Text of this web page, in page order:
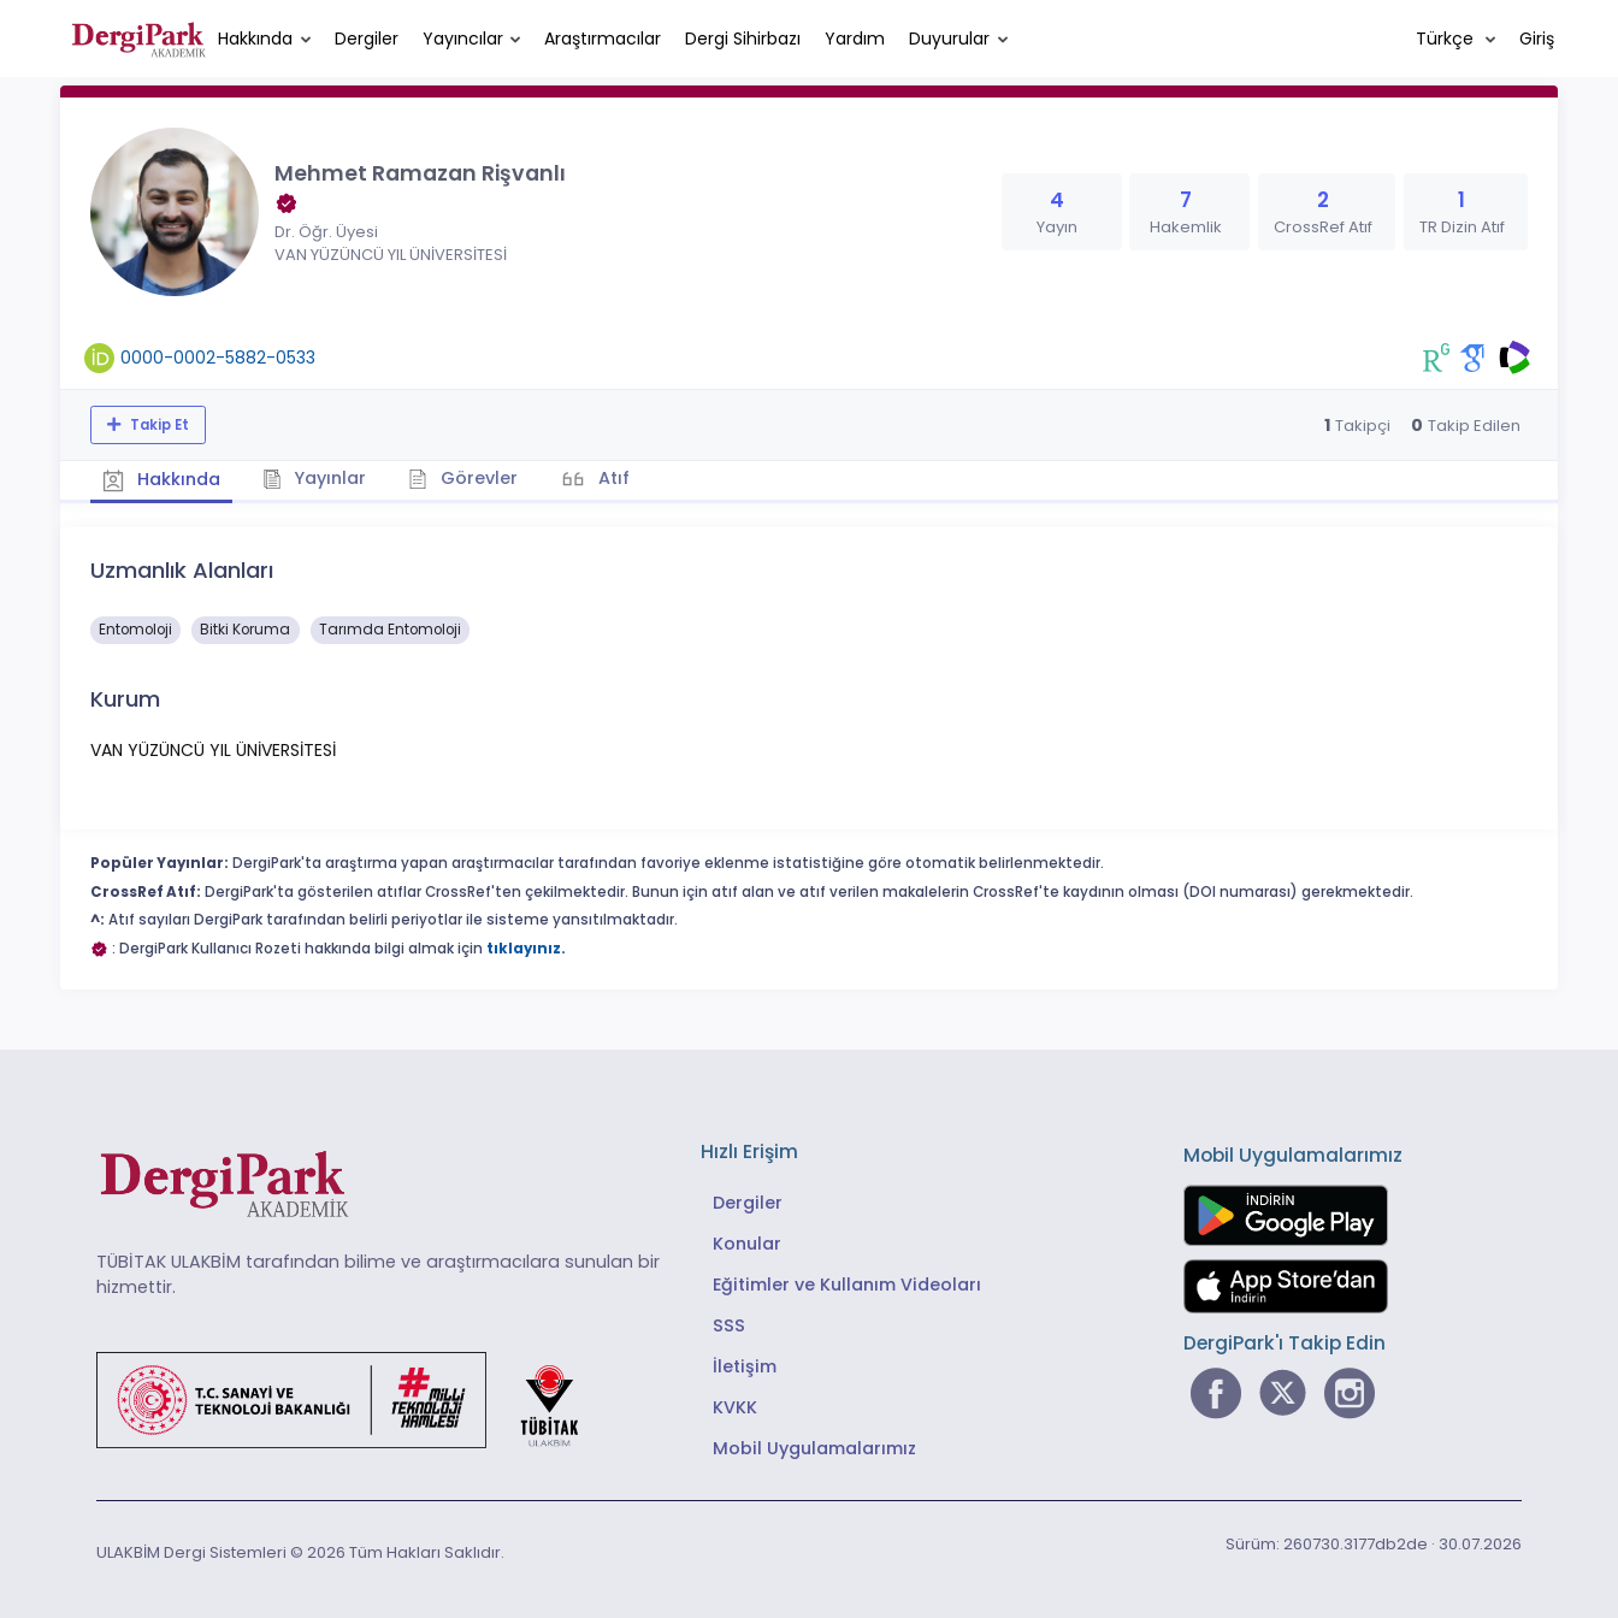
Hakkında Dergiler Yayıncılar Araştırmacılar Dergi Sihirbazı Yardım Duyurular Türkçe Giriş
Mehmet Ramazan Rişvanlı
Dr. Öğr. Üyesi
VAN YÜZÜNCÜ YIL ÜNİVERSİTESİ
4
Yayın
7
Hakemlik
2
CrossRef Atıf
1
TR Dizin Atıf
0000-0002-5882-0533
Takip Et 1 Takipçi 0 Takip Edilen
Hakkında Yayınlar Görevler Atıf
Uzmanlık Alanları
Entomoloji Bitki Koruma Tarımda Entomoloji
Kurum
VAN YÜZÜNCÜ YIL ÜNİVERSİTESİ
Popüler Yayınlar: DergiPark'ta araştırma yapan araştırmacılar tarafından favoriye eklenme istatistiğine göre otomatik belirlenmektedir.
CrossRef Atıf: DergiPark'ta gösterilen atıflar CrossRef'ten çekilmektedir. Bunun için atıf alan ve atıf verilen makalelerin CrossRef'te kaydının olması (DOI numarası) gerekmektedir.
^: Atıf sayıları DergiPark tarafından belirli periyotlar ile sisteme yansıtılmaktadır.
: DergiPark Kullanıcı Rozeti hakkında bilgi almak için tıklayınız.
TÜBİTAK ULAKBİM tarafından bilime ve araştırmacılara sunulan bir
hizmettir.
Hızlı Erişim
Dergiler
Konular
Eğitimler ve Kullanım Videoları
SSS
İletişim
KVKK
Mobil Uygulamalarımız
Mobil Uygulamalarımız
DergiPark'ı Takip Edin
ULAKBİM Dergi Sistemleri © 2026 Tüm Hakları Saklıdır. Sürüm: 260730.3177db2de · 30.07.2026